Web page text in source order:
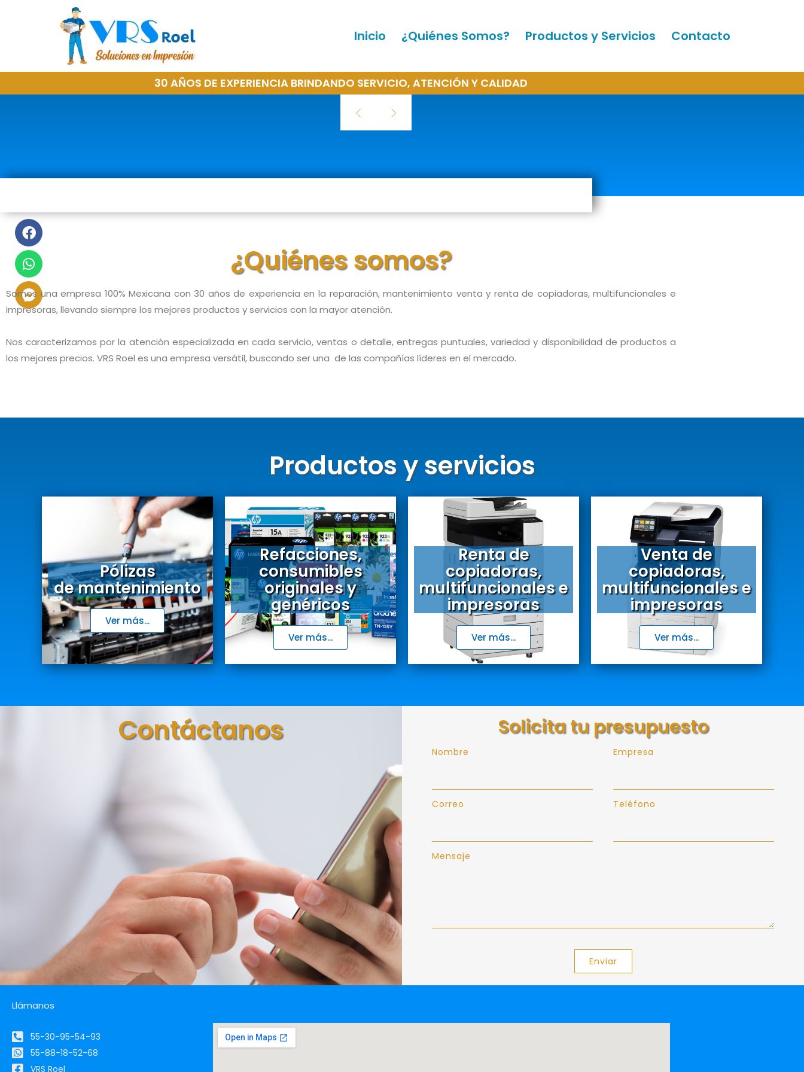
Inicio ¿Quiénes Somos? Productos y Servicios Contacto
30 AÑOS DE EXPERIENCIA BRINDANDO SERVICIO, ATENCIÓN Y CALIDAD
Ventade equipos
multifuncionalese
Nosotros te asesoramos
¿Quiénes somos?
Somos una empresa 100% Mexicana con 30 años de experiencia en la reparación, mantenimiento venta y renta de copiadoras, multifuncionales e
impresoras, llevando siempre los mejores productos y servicios con la mayor atención.
Nos caracterizamos por la atención especializada en cada servicio, ventas o detalle, entregas puntuales, variedad y disponibilidad de productos a
los mejores precios. VRS Roel es una empresa versátil, buscando ser una de las compañías líderes en el mercado.
Productos y servicios
Pólizas
de mantenimiento
Ver más...
Refacciones,
consumibles
originales y
genéricos
Ver más...
Renta de
copiadoras,
multifuncionales e
impresoras
Ver más...
Venta de
copiadoras,
multifuncionales e
impresoras
Ver más...
Contáctanos Solicita tu presupuesto
Nombre Empresa
Correo Teléfono
Mensaje
Enviar
Llámanos
55-30-95-54-93
55-88-18-52-68
VRS Roel